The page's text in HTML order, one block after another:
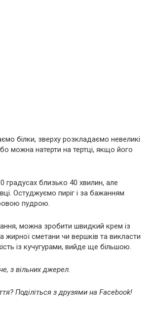
білки, зверху розкладаємо невеликі
можна натерти на тертці, якщо його
градусах близько 40 хвилин, але
Остуджуємо пиріг і за бажанням
пудрою.
можна зробити швидкий крем із
жирної сметани чи вершків та викласти
із кучугурами, вийде ще більшою.
з вільних джерел.
Поділіться з друзями на Facebook!